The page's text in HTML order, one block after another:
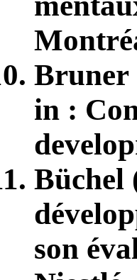
Bruner
in :
Büchel
son